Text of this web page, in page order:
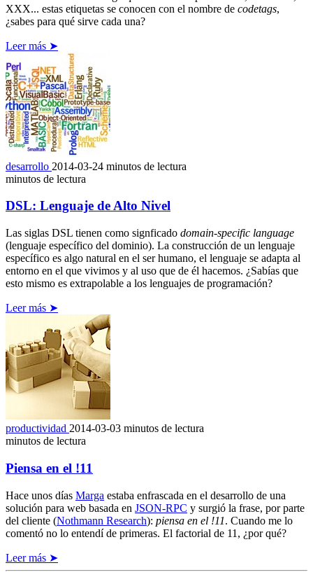
XXX... estas etiquetas se conocen con el nombre de codetags,
¿sabes para qué sirve cada una?
Leer más ➤
desarrollo 2014-03-24 minutos de lectura
minutos de lectura
DSL: Lenguaje de Alto Nivel
Las siglas DSL tienen como signficado domain-specific language
(lenguaje específico del dominio). La construcción de un lenguaje
específico es algo natural en el ser humano, el lenguaje se adapta al
entorno en el que vivimos y al uso que de él hacemos. ¿Sabías que
esto mismo es extrapolable a los lenguajes de programación?
Leer más ➤
productividad 2014-03-03 minutos de lectura
minutos de lectura
Piensa en el !11
Hace unos días Marga estaba enfrascada en el desarrollo de una
solución para web basada en JSON-RPC y surgió la frase, por parte
del cliente (Nothmann Research): piensa en el !11. Cuando me lo
comentó no lo entendí de primeras. El factorial de 11, ¿por qué?
Leer más ➤